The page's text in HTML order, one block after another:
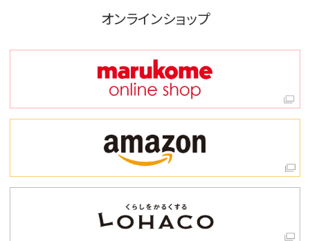
オンラインショップ